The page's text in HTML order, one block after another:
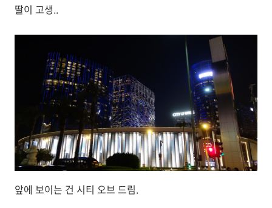
딸이 고생..
앞에 보이는 건 시티 오브 드림.